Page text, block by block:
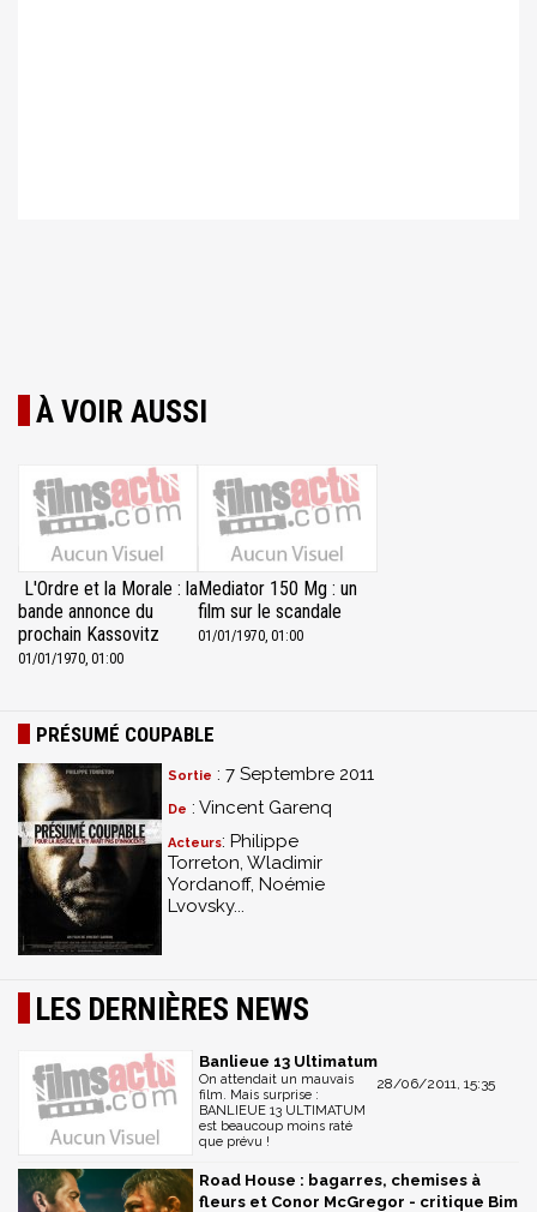
À VOIR AUSSI
L'Ordre et la Morale : la
bande annonce du
prochain Kassovitz
01/01/1970, 01:00
Mediator 150 Mg : un
film sur le scandale
01/01/1970, 01:00
PRÉSUMÉ COUPABLE
Sortie : 7 Septembre 2011
De : Vincent Garenq
Acteurs: Philippe
Torreton, Wladimir
Yordanoff, Noémie
Lvovsky...
LES DERNIÈRES NEWS
Banlieue 13 Ultimatum
28/06/2011, 15:35
On attendait un mauvais
film. Mais surprise :
BANLIEUE 13 ULTIMATUM
est beaucoup moins raté
que prévu !
Road House : bagarres, chemises à
fleurs et Conor McGregor - critique Bim